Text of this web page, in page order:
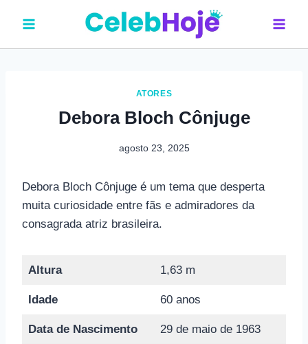
o
ATORES
Debora Bloch Cônjuge
agosto 23, 2025
Debora Bloch Cônjuge é um tema que desperta
muita curiosidade entre fãs e admiradores da
consagrada atriz brasileira.
Altura 1,63 m
Idade 60 anos
Data de Nascimento 29 de maio de 1963